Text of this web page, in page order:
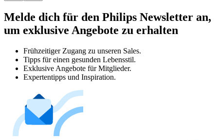
Melde dich für den Philips Newsletter an,
um exklusive Angebote zu erhalten
Frühzeitiger Zugang zu unseren Sales.
Tipps für einen gesunden Lebensstil.
Exklusive Angebote für Mitglieder.
Expertentipps und Inspiration.